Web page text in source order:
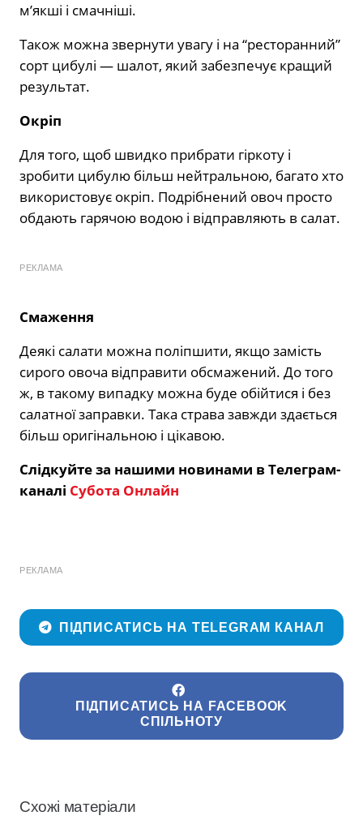
м’якші і смачніші.
Також можна звернути увагу і на “ресторанний”
сорт цибулі — шалот, який забезпечує кращий
результат.
Окріп
Для того, щоб швидко прибрати гіркоту і
зробити цибулю більш нейтральною, багато хто
використовує окріп. Подрібнений овоч просто
обдають гарячою водою і відправляють в салат.
РЕКЛАМА
Смаження
Деякі салати можна поліпшити, якщо замість
сирого овоча відправити обсмажений. До того
ж, в такому випадку можна буде обійтися і без
салатної заправки. Така страва завжди здається
більш оригінальною і цікавою.
Слідкуйте за нашими новинами в Телеграм-
каналі Субота Онлайн
РЕКЛАМА
ПІДПИСАТИСЬ НА TELEGRAM КАНАЛ
ПІДПИСАТИСЬ НА FACEBOOK
СПІЛЬНОТУ
Схожі матеріали